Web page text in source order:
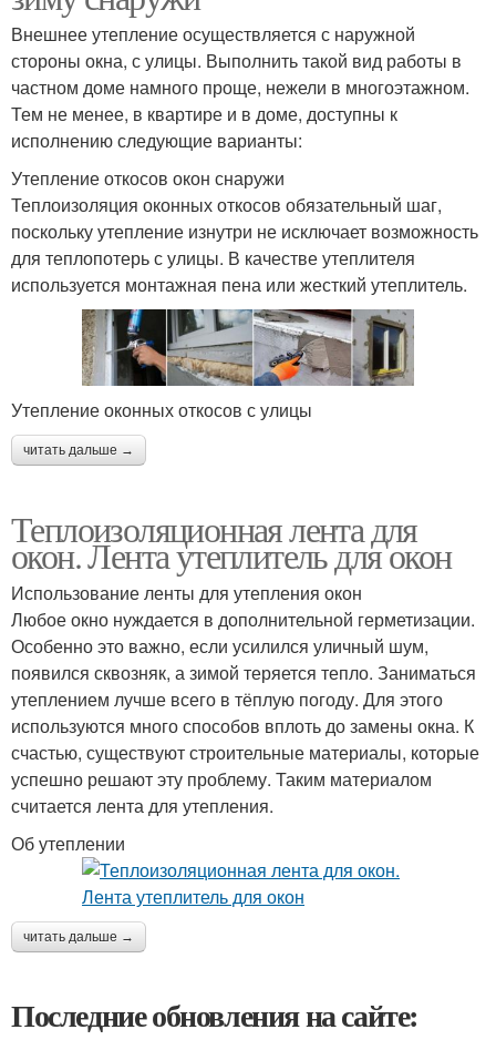
Внешнее утепление осуществляется с наружной
стороны окна, с улицы. Выполнить такой вид работы в
частном доме намного проще, нежели в многоэтажном.
Тем не менее, в квартире и в доме, доступны к
исполнению следующие варианты:
Утепление откосов окон снаружи
Теплоизоляция оконных откосов обязательный шаг,
поскольку утепление изнутри не исключает возможность
для теплопотерь с улицы. В качестве утеплителя
используется монтажная пена или жесткий утеплитель.
Утепление оконных откосов с улицы
читать дальше →
Теплоизоляционная лента для
окон. Лента утеплитель для окон
Использование ленты для утепления окон
Любое окно нуждается в дополнительной герметизации.
Особенно это важно, если усилился уличный шум,
появился сквозняк, а зимой теряется тепло. Заниматься
утеплением лучше всего в тёплую погоду. Для этого
используются много способов вплоть до замены окна. К
счастью, существуют строительные материалы, которые
успешно решают эту проблему. Таким материалом
считается лента для утепления.
Об утеплении
читать дальше →
Последние обновления на сайте: